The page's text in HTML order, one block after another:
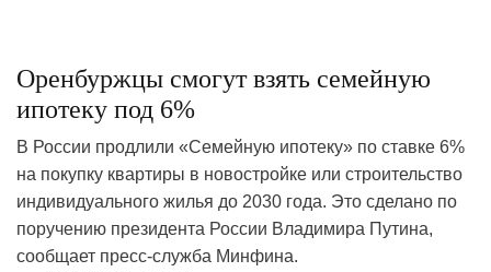
Оренбуржцы смогут взять семейную
ипотеку под 6%
В России продлили «Семейную ипотеку» по ставке 6%
на покупку квартиры в новостройке или строительство
индивидуального жилья до 2030 года. Это сделано по
поручению президента России Владимира Путина,
сообщает пресс-служба Минфина.